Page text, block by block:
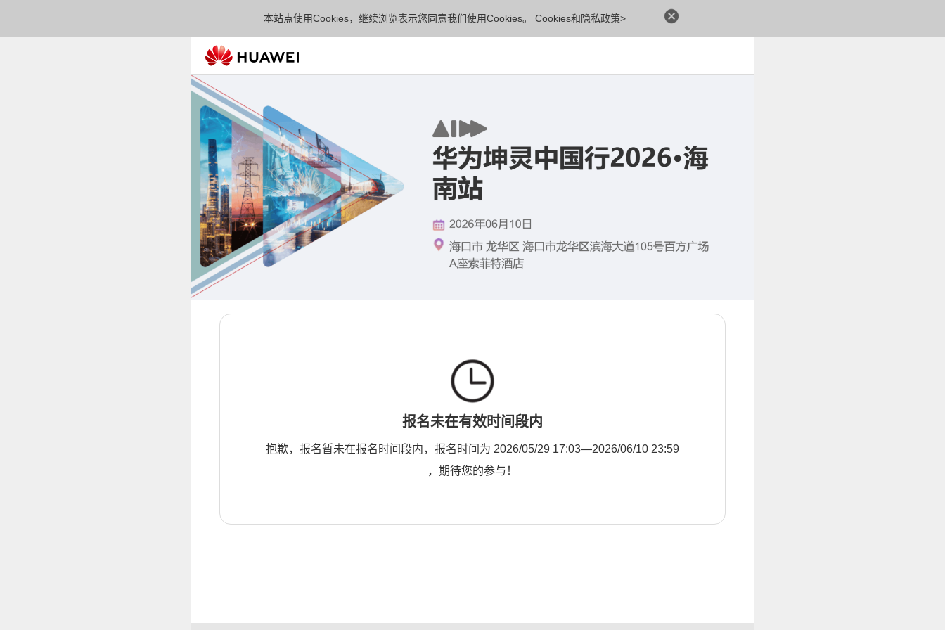
本站点使用Cookies，继续浏览表示您同意我们使用Cookies。 Cookies和隐私政策>
报名未在有效时间段内
抱歉，报名暂未在报名时间段内，报名时间为 2026/05/29 17:03—2026/06/10 23:59
，期待您的参与！